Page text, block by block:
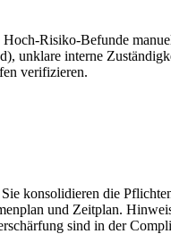
Risiko-Befunde
unklare interne
verifizieren.
konsolidieren die
und Zeitplan.
sind in der